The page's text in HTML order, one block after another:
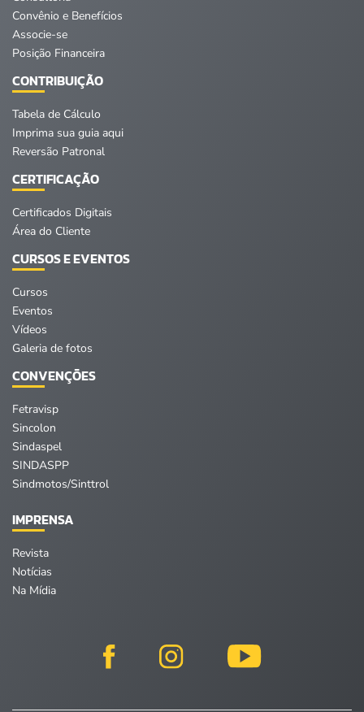
Convênio e Benefícios
Associe-se
Posição Financeira
CONTRIBUIÇÃO
Tabela de Cálculo
Imprima sua guia aqui
Reversão Patronal
CERTIFICAÇÃO
Certificados Digitais
Área do Cliente
CURSOS E EVENTOS
Cursos
Eventos
Vídeos
Galeria de fotos
CONVENÇÕES
Fetravisp
Sincolon
Sindaspel
SINDASPP
Sindmotos/Sinttrol
IMPRENSA
Revista
Notícias
Na Mídia